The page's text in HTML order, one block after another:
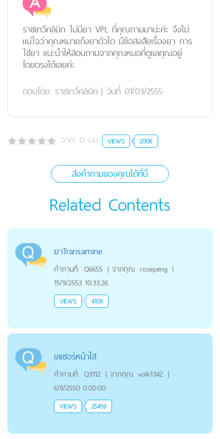
ราชเทวีคลินิก ไม่มียา VPL ที่คุณถามมาน่ะค่ะ จึงไม่
แน่ใจว่าคุณหมายถึงยาตัวใด มีข้อสงสัยเรื่องยา การ
ใช้ยา แนะนำให้สอบถามจากคุณหมอที่ดูแลคุณอยู่
โดยตรงได้เลยค่ะ
ตอบโดย: ราชเทวีคลินิก | วันที่ 01/03/2555
จาก: 0 คน VIEWS 2006
ส่งคำถามของคุณได้ที่นี่
Related Contents
ยาTransamine
คำถามที่: Q6655 | จากคุณ rosepeng |
15/9/2553 10:33:26
VIEWS 4109
เลเซอร์หน้าใส
คำถามที่: Q3112 | จากคุณ volk1342 |
6/8/2550 0:00:00
VIEWS 25459